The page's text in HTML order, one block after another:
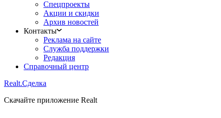
Спецпроекты
Акции и скидки
Архив новостей
Контакты
Реклама на сайте
Служба поддержки
Редакция
Справочный центр
Realt.Сделка
Скачайте приложение Realt